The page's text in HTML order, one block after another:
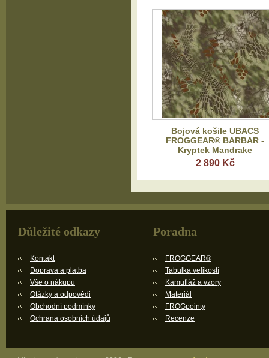
Bojová košile UBACS
FROGGEAR® BARBAR -
Kryptek Mandrake
2 890 Kč
Důležité odkazy
Kontakt
Doprava a platba
Vše o nákupu
Otázky a odpovědi
Obchodní podmínky
Ochrana osobních údajů
Poradna
FROGGEAR®
Tabulka velikostí
Kamufláž a vzory
Materiál
FROGpointy
Recenze